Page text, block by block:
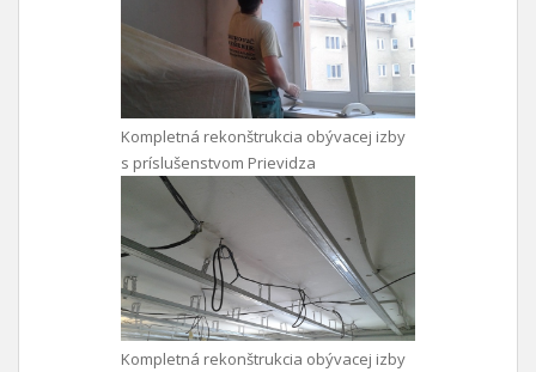
Kompletná rekonštrukcia obývacej izby
s príslušenstvom Prievidza
Kompletná rekonštrukcia obývacej izby